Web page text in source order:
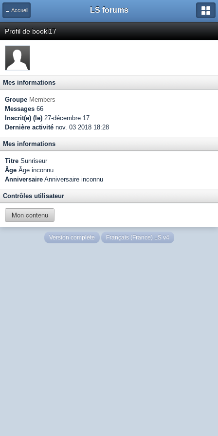
← Accueil LS forums
Profil de booki17
Mes informations
Groupe Members
Messages 66
Inscrit(e) (le) 27-décembre 17
Dernière activité nov. 03 2018 18:28
Mes informations
Titre Sunriseur
Âge Âge inconnu
Anniversaire Anniversaire inconnu
Contrôles utilisateur
Mon contenu
Version complète Français (France) LS v4